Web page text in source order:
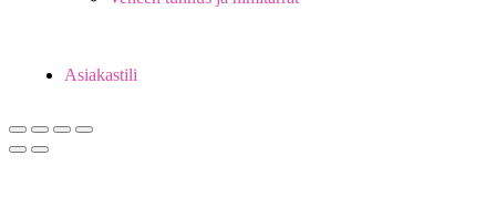
Asiakastili